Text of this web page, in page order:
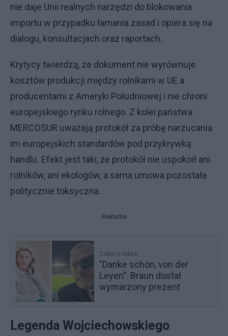
nie daje Unii realnych narzędzi do blokowania
importu w przypadku łamania zasad i opiera się na
dialogu, konsultacjach oraz raportach.
Krytycy twierdzą, że dokument nie wyrównuje
kosztów produkcji między rolnikami w UE a
producentami z Ameryki Południowej i nie chroni
europejskiego rynku rolnego. Z kolei państwa
MERCOSUR uważają protokół za próbę narzucania
im europejskich standardów pod przykrywką
handlu. Efekt jest taki, że protokół nie uspokoił ani
rolników, ani ekologów, a sama umowa pozostała
politycznie toksyczna.
Reklama
Zobacz także
"Danke schön, von der
Leyen". Braun dostał
wymarzony prezent
Legenda Wojciechowskiego